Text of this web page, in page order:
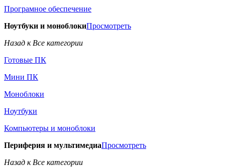
Програмное обеспечение
Ноутбуки и моноблокиПросмотреть
Назад к Все категории
Готовые ПК
Мини ПК
Моноблоки
Ноутбуки
Компьютеры и моноблоки
Периферия и мультимедиаПросмотреть
Назад к Все категории